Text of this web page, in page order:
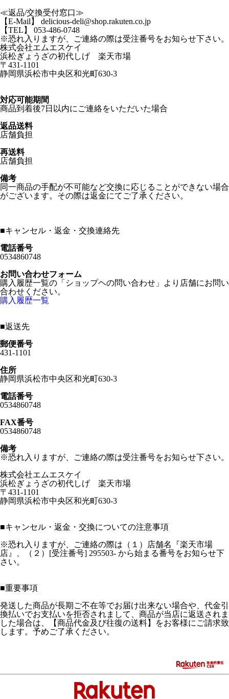
≪返品/交換受付窓口≫
【E-Mail】 delicious-deli@shop.rakuten.co.jp
【TEL】 053-486-0748
※恐れ入りますが、ご連絡の際は受注番号をお知らせ下さい。
株式会社エムエスケイ
浜松ぎょうざの初代しげ 楽天市場
〒431-1101
静岡県浜松市中央区和光町630-3
対応可能期間
商品到着後7日以内にご連絡をいただいた場合
返品送料
店舗負担
再送料
店舗負担
備考
同一商品の手配が不可能など交換に応じることができない場合
がございます。その際は返金にてご了承ください。
■キャンセル・返金・交換連絡先
電話番号
0534860748
お問い合わせフォーム
購入履歴一覧の「ショップヘの問い合わせ」より店舗にお問い
合わせください。
購入履歴一覧
■返送先
郵便番号
431-1101
住所
静岡県浜松市中央区和光町630-3
電話番号
0534860748
FAX番号
0534860748
備考
※恐れ入りますが、ご連絡の際は受注番号をお知らせ下さい。
株式会社エムエスケイ
浜松ぎょうざの初代しげ 楽天市場
〒431-1101
静岡県浜松市中央区和光町630-3
■キャンセル・返金・交換についての注意事項
※恐れ入りますが、ご連絡の際は（１）店舗名『楽天市場
店』、（２）[受注番号] 295503- から始まる番号をお知らせ下
さい。
■重要事項
発送した商品が長期ご不在等でお届け出来ない場合や、代金引
換払いでお支払いを拒否されまして、商品が当店に返送されま
した場合は、【商品代金及び往復の送料】をお客様にご請求致
します。予めご了承ください。